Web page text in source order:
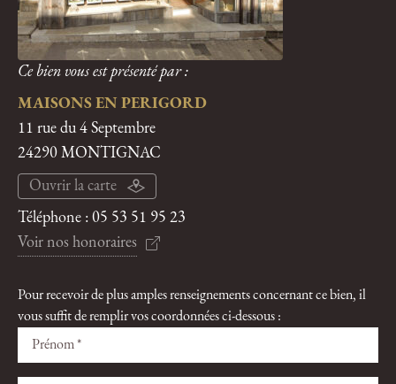
Ce bien vous est présenté par :
MAISONS EN PERIGORD
11 rue du 4 Septembre
24290 MONTIGNAC
Ouvrir la carte
Téléphone : 05 53 51 95 23
Voir nos honoraires
Pour recevoir de plus amples renseignements concernant ce bien, il
vous suffit de remplir vos coordonnées ci-dessous :